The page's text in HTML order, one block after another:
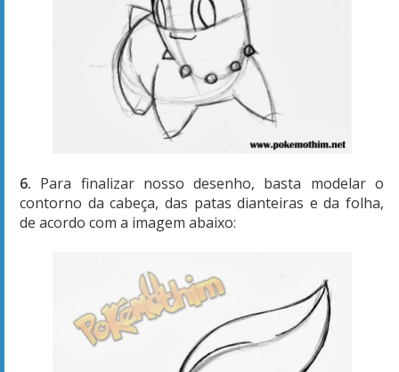
6. Para finalizar nosso desenho, basta modelar o
contorno da cabeça, das patas dianteiras e da folha,
de acordo com a imagem abaixo: